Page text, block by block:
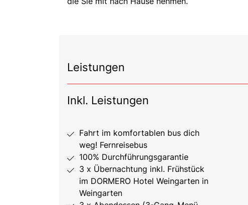
Leistungen
Inkl. Leistungen
Fahrt im komfortablen bus dich
weg! Fernreisebus
100% Durchführungsgarantie
3 x Übernachtung inkl. Frühstück
im DORMERO Hotel Weingarten in
Weingarten